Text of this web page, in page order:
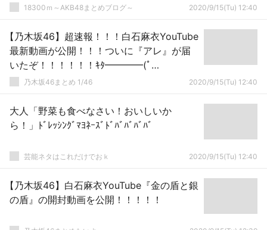
18300ｍ～AKB48まとめブログ～ 2020/9/15(Tu) 12:40
【乃木坂46】超速報！！！白石麻衣YouTube
最新動画が公開！！！ついに『アレ』が届
いたぞ！！！！！！ｷﾀ━━━━(ﾟ
∀ﾟ)━━━━！！！
乃木坂46まとめ 1/46 2020/9/15(Tu) 12:40
大人「野菜も食べなさい！おいしいか
ら！」ﾄﾞﾚｯｼﾝｸﾞﾏﾖﾈｰｽﾞﾄﾞﾊﾞﾊﾞﾊﾞﾊﾞ
芸能ネタはこれだけでおｋ 2020/9/15(Tu) 12:40
【乃木坂46】白石麻衣YouTube『金の盾と銀
の盾』の開封動画を公開！！！！！